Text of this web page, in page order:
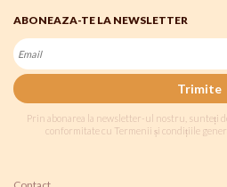
ABONEAZA-TE LA NEWSLETTER
Trimite
Prin abonarea la newsletter-ul nostru, sunteți
conformitate cu Termenii și condițiile